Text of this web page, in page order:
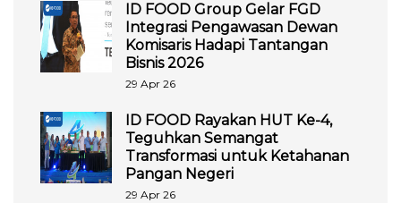
ID FOOD Group Gelar FGD
Integrasi Pengawasan Dewan
Komisaris Hadapi Tantangan
Bisnis 2026
29 Apr 26
ID FOOD Rayakan HUT Ke-4,
Teguhkan Semangat
Transformasi untuk Ketahanan
Pangan Negeri
29 Apr 26